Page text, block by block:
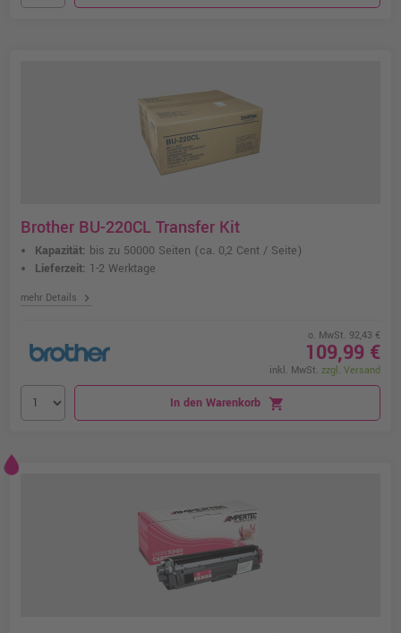
Brother BU-220CL Transfer Kit
Kapazität: bis zu 50000 Seiten (ca. 0,2 Cent / Seite)
Lieferzeit: 1-2 Werktage
mehr Details chevron_right
o. MwSt. 92,43 €
109,99 €
inkl. MwSt. zzgl. Versand
In den Warenkorb shopping_cart